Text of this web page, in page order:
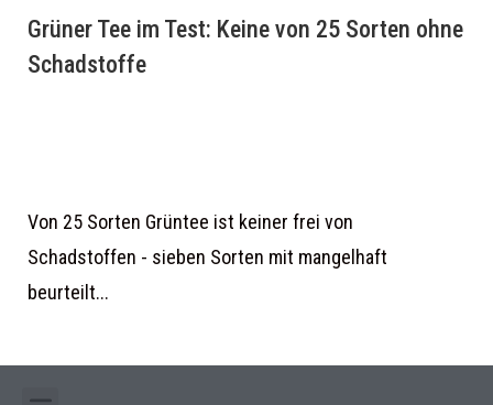
Grüner Tee im Test: Keine von 25 Sorten ohne
Schadstoffe
Von 25 Sorten Grüntee ist keiner frei von
Schadstoffen - sieben Sorten mit mangelhaft
beurteilt...